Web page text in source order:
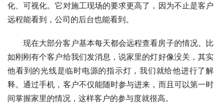
化、可视化。它对施工现场的要求更高了，因为不止是客户
远程能看到，公司的后台也能看到。
现在大部分客户基本每天都会远程查看房子的情况。比
如刚刚有个客户给我们发消息，说家里的灯好像没关，其实
他看到的光线是临时电源的指示灯，我们就给他进行了解
释。通过手机，客户不仅能随时参与进来，而且可以第一时
间掌握家里的情况，这样客户的参与度就很高。